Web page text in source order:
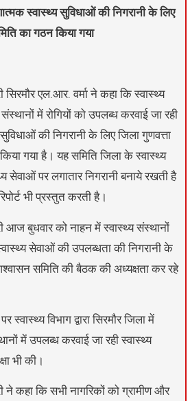
स्वास्थ्य सुविधाओं की निगरानी के लिए
का गठन किया गया
सिरमौर एल.आर. वर्मा ने कहा कि स्वास्थ्य
संस्थानों में रोगियों को उपलब्ध करवाई जा रही
की निगरानी के लिए जिला गुणवत्ता
गया है। यह समिति जिला के स्वास्थ्य
सेवाओं पर लगातार निगरानी बनाये रखती है
भी प्रस्तुत करती है।
आज बुधवार को नाहन में स्वास्थ्य संस्थानों
सेवाओं की उपलब्धता की निगरानी के
समिति की बैठक की अध्यक्षता कर रहे
विभाग द्वारा सिरमौर जिला में
में उपलब्ध करवाई जा रही स्वास्थ्य
भी की।
ने कहा कि सभी नागरिकों को ग्रामीण और